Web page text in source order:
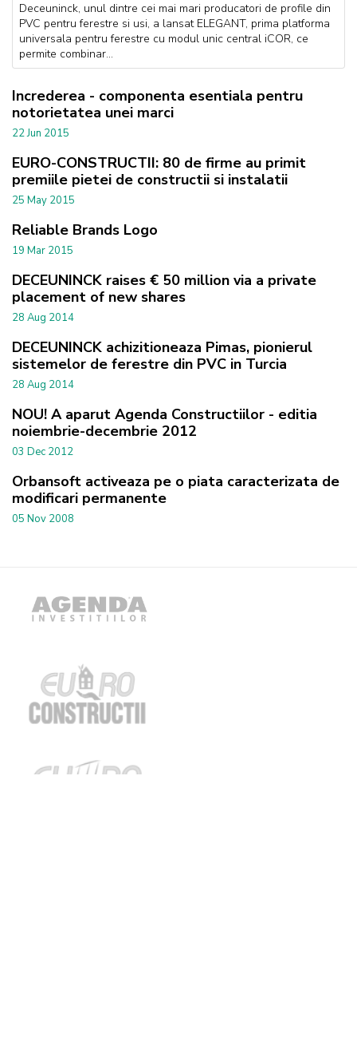
Deceuninck, unul dintre cei mai mari producatori de profile din
PVC pentru ferestre si usi, a lansat ELEGANT, prima platforma
universala pentru ferestre cu modul unic central iCOR, ce
permite combinar...
Increderea - componenta esentiala pentru
notorietatea unei marci
22 Jun 2015
EURO-CONSTRUCTII: 80 de firme au primit
premiile pietei de constructii si instalatii
25 May 2015
Reliable Brands Logo
19 Mar 2015
DECEUNINCK raises € 50 million via a private
placement of new shares
28 Aug 2014
DECEUNINCK achizitioneaza Pimas, pionierul
sistemelor de ferestre din PVC in Turcia
28 Aug 2014
NOU! A aparut Agenda Constructiilor - editia
noiembrie-decembrie 2012
03 Dec 2012
Orbansoft activeaza pe o piata caracterizata de
modificari permanente
05 Nov 2008